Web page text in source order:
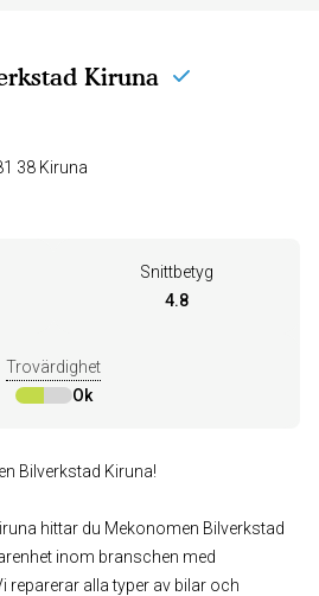
Kiruna
Industrivägen 21-25, 981 38 Kiruna
Snittbetyg
4.8
Trovärdighet
Ok
Bilverkstad Kiruna!
hittar du Mekonomen Bilverkstad
inom branschen med
reparerar alla typer av bilar och